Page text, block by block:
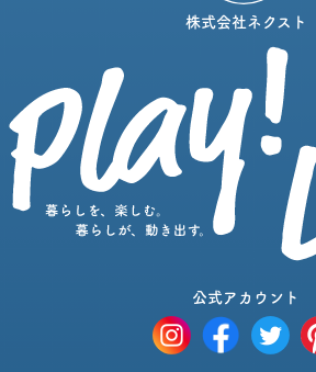
株式会社ネクスト
公式アカウント